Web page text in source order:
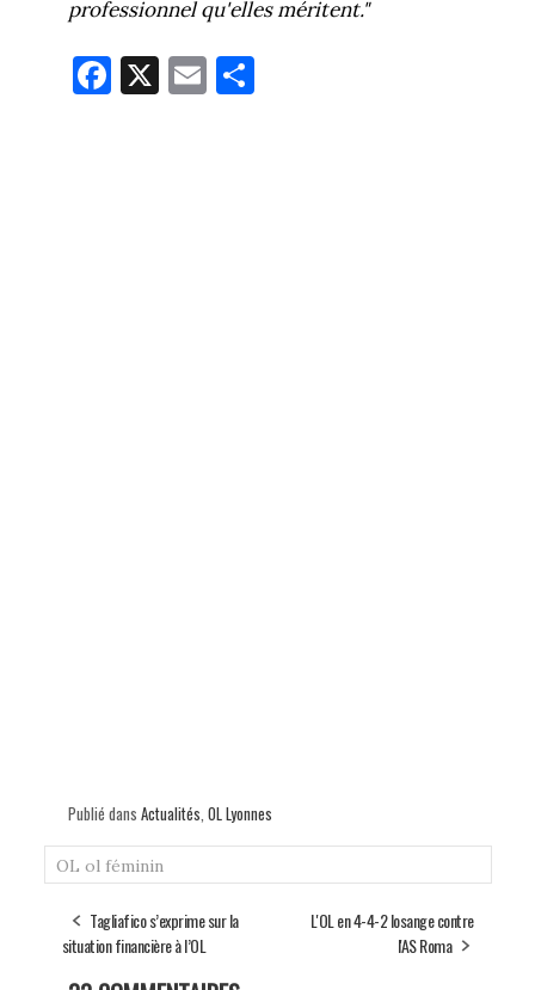
professionnel qu'elles méritent."
Fa
ce
X E
m
Pa
Publié dans Actualités, OL Lyonnes
OL ol féminin
Tagliafico s’exprime sur la
situation financière à l’OL
L'OL en 4-4-2 losange contre
l'AS Roma